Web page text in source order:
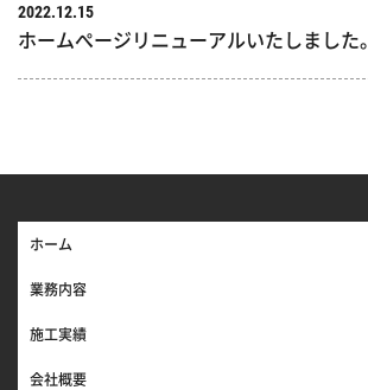
2022.12.15
ホームぺージリニューアルいたしました。
ホーム
業務内容
施工実績
会社概要